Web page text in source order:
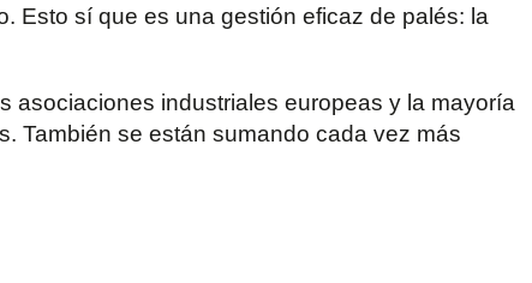
Esto sí que es una gestión eficaz de palés: la
asociaciones industriales europeas y la mayoría
También se están sumando cada vez más